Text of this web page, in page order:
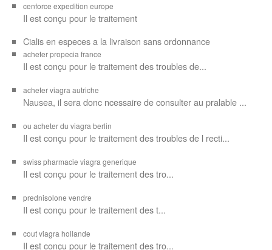
cenforce expedition europe
Il estconçu pour le traitement
Cialis en especes a la livraison sans ordonnance
acheter propecia france
Il est conçu pour le traitement des troubles de...
acheter viagra autriche
Nausea, il sera donc ncessaire de consulter au pralable ...
ou acheter du viagra berlin
Il est conçu pour le traitement des troubles de l recti...
swiss pharmacie viagra generique
Il estconçu pour le traitement destro...
prednisolone vendre
Il est conçu pour le traitement des t...
cout viagra hollande
Il est conçu pour le traitement des tro...